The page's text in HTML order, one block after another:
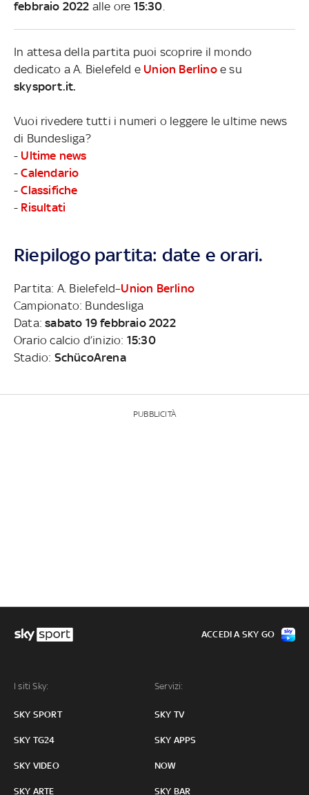
febbraio 2022 alle ore 15:30
In attesa della partita puoi scoprire il mondo
dedicato a A. Bielefeld e Union Berlinoe su
skysport.it.
Vuoi rivedere tutti i numeri o leggere le ultime news
di Bundesliga?
- Ultime news
-Calendario
-Classifiche
- Risultati
Riepilogo partita: date e orari.
Partita: A. Bielefeld–Union Berlino
Campionato: Bundesliga
Data:sabato 19 febbraio 2022
Orario calcio d’inizio: 15:30
Stadio: SchücoArena
PUBBLICITÀ
I siti Sky:
SKY SPORT
SKY TG24
SKY VIDEO
SKY ARTE
Servizi:
SKY TV
SKY APPS
NOW
SKY BAR
ACCEDI A SKY GO